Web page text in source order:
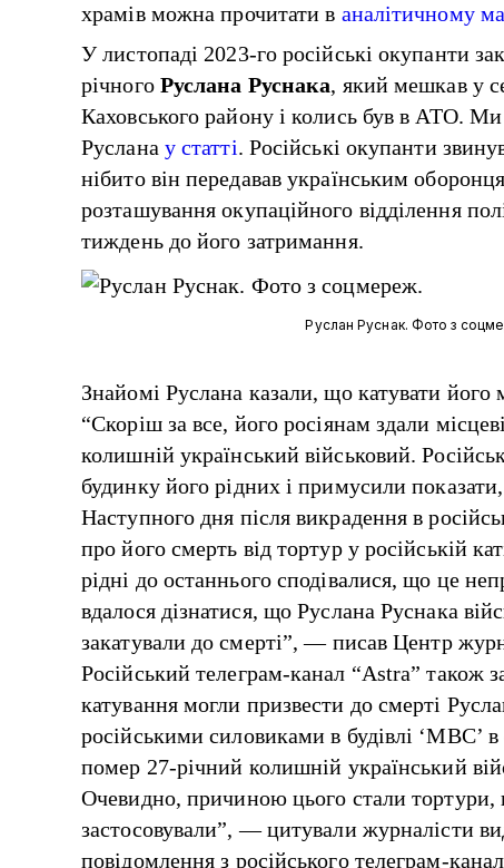
храмів можна прочитати в аналітичному
У листопаді 2023-го російські окупанти
річного Руслана Руснака, який мешкав у
Каховського району і колись був в АТО. Ми
Руслана у статті. Російські окупанти
нібито він передавав українським
розташування окупаційного відділення
тиждень до його затримання.
Руслан Руснак. Фото з
Знайомі Руслана казали, що катувати його
“Скоріш за все, його росіянам здали
колишній український військовий.
будинку його рідних і примусили
Наступного дня після викрадення в
про його смерть від тортур у російській
рідні до останнього сподівалися, що це
вдалося дізнатися, що Руслана Руснака
закатували до смерті”, — писав Центр
Російський телеграм-канал “Astra” також
катування могли призвести до смерті
російськими силовиками в будівлі ‘МВС’ в
помер 27-річний колишній український
Очевидно, причиною цього стали тортури,
застосовували”, — цитували журналісти
повідомлення з російського телеграм-